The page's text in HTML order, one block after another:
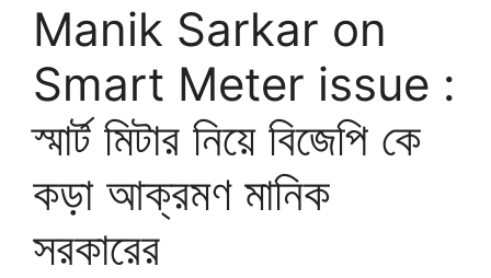
Manik Sarkar on
Smart Meter issue :
স্মার্ট মিটার নিয়ে বিজেপি কে
কড়া আক্রমণ মানিক
সরকারের